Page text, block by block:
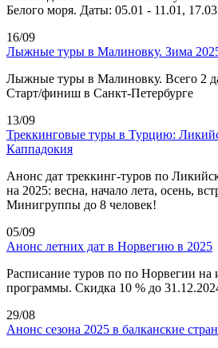
Белого моря. Даты: 05.01 - 11.01,
16/09
Лыжные туры в Малиновку. Зима
Лыжные туры в Малиновку. Всего 2
Старт/финиш в Санкт-Петербурге
13/09
Треккинговые туры в Турцию:
Каппадокия
Анонс дат треккинг-туров по
на 2025: весна, начало лета, осень,
Минигруппы до 8 человек!
05/09
Анонс летних дат в Норвегию в 2025
Расписание туров по по Норвегии на
программы. Скидка 10 % до
29/08
Анонс сезона 2025 в балканские